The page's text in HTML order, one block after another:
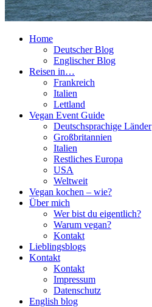
Home
Deutscher Blog
Englischer Blog
Reisen in…
Frankreich
Italien
Lettland
Vegan Event Guide
Deutschsprachige Länder
Großbritannien
Italien
Restliches Europa
USA
Weltweit
Vegan kochen – wie?
Über mich
Wer bist du eigentlich?
Warum vegan?
Kontakt
Lieblingsblogs
Kontakt
Kontakt
Impressum
Datenschutz
English blog